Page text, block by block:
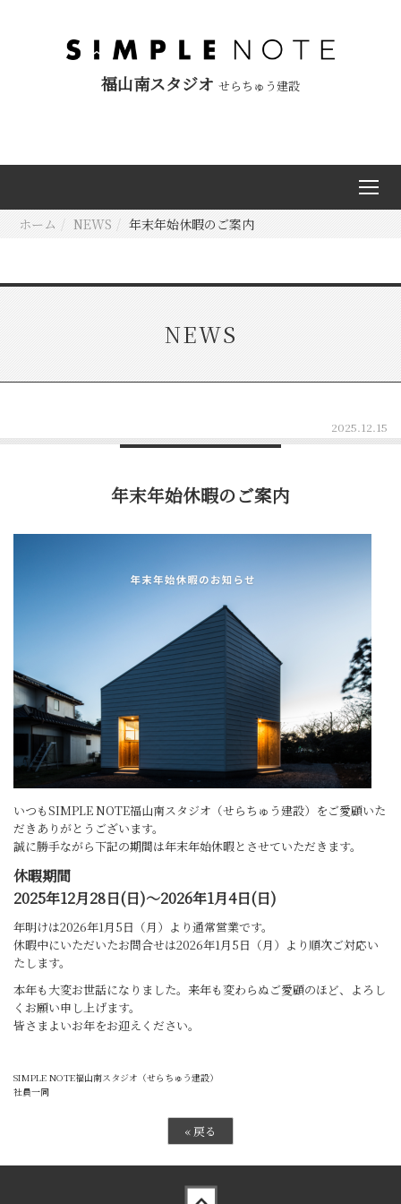
福山南スタジオ せらちゅう建設
ホーム NEWS 年末年始休暇のご案内
NEWS
2025.12.15
年末年始休暇のご案内
いつもSIMPLE NOTE福山南スタジオ（せらちゅう建設）をご愛顧いた
だきありがとうございます。
誠に勝手ながら下記の期間は年末年始休暇とさせていただきます。
休暇期間
2025年12月28日(日)～2026年1月4日(日)
年明けは2026年1月5日（月）より通常営業です。
休暇中にいただいたお問合せは2026年1月5日（月）より順次ご対応い
たします。
本年も大変お世話になりました。来年も変わらぬご愛顧のほど、よろし
くお願い申し上げます。
皆さまよいお年をお迎えください。
SIMPLE NOTE福山南スタジオ（せらちゅう建設）
社員一同
« 戻る